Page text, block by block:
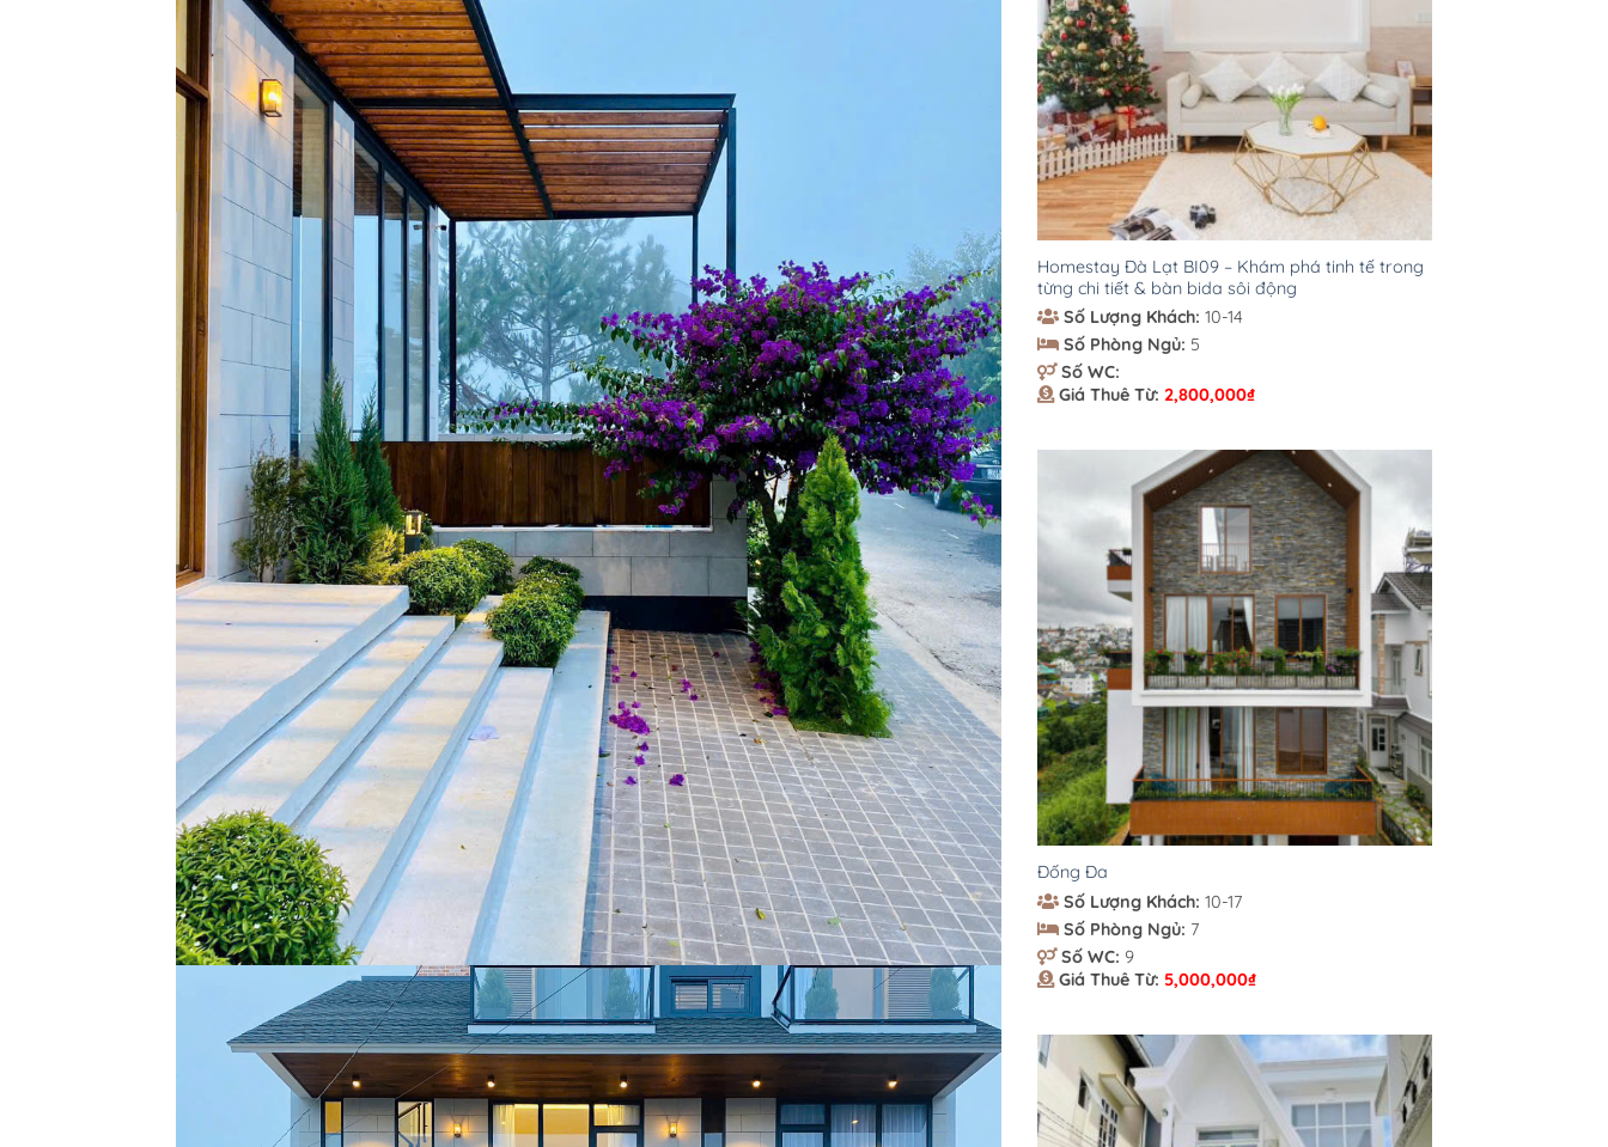
Homestay Đà Lạt BI09 – Khám phá tinh tế trong
từng chi tiết & bàn bida sôi động
Số Lượng Khách: 10-14
Số Phòng Ngủ: 5
Số WC:
Giá Thuê Từ: 2,800,000₫
Đống Đa
Số Lượng Khách: 10-17
Số Phòng Ngủ: 7
Số WC: 9
Giá Thuê Từ: 5,000,000₫